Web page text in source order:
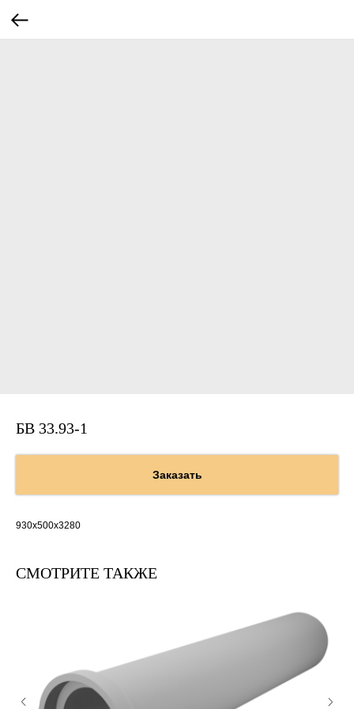
БВ 33.93-1
Заказать
930х500х3280
СМОТРИТЕ ТАКЖЕ